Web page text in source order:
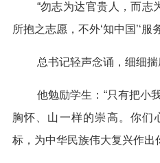
“勿志为达官贵人，而志
所抱之志愿，不外‘知中国’‘
总书记轻声念诵，细细揣
他勉励学生：“只有把小
胸怀、山一样的崇高。你们
标，为中华民族伟大复兴作出